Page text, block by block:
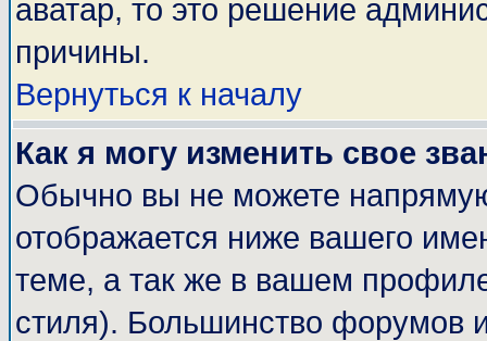
аватар, то это решение
причины.
Вернуться к началу
Как я могу изменить свое
Обычно вы не можете
отображается ниже вашего
теме, а так же в вашем
стиля). Большинство форумов